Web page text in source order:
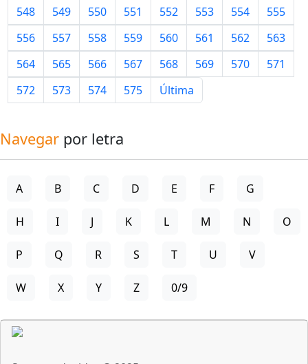
548
549 550 551 552 553 554
555
556
557 558 559 560 561 562
563
564
565 566 567 568 569 570
571
572
573 574 575 Última
Navegar por letra
A B C D E F G
H I J K L M N O
P Q R S T U V
W X Y Z 0/9